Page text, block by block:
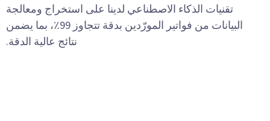
تقنيات الذكاء الاصطناعي لدينا على استخراج ومعالجة
البيانات من فواتير المورّدين بدقة تتجاوز 99٪، بما يضمن
نتائج عالية الدقة.